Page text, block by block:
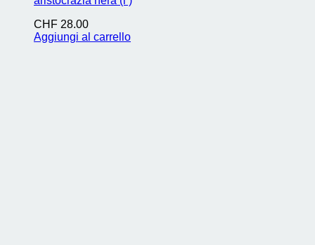
CHF 28.00
Aggiungi al carrello